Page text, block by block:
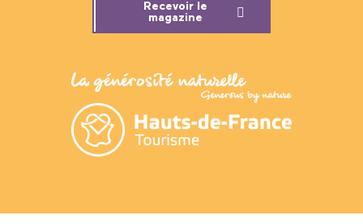
Recevoir le
magazine